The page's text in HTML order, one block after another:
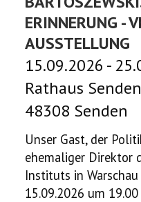
BILDERGALERIEN
WIR ÜBER UNS
ERINNERUNG -
AUSSTELLUNG
15.09.2026 -
Rathaus
48308 Senden
Unser Gast, der
ehemaliger Direktor
Instituts in
15.09.2026 um